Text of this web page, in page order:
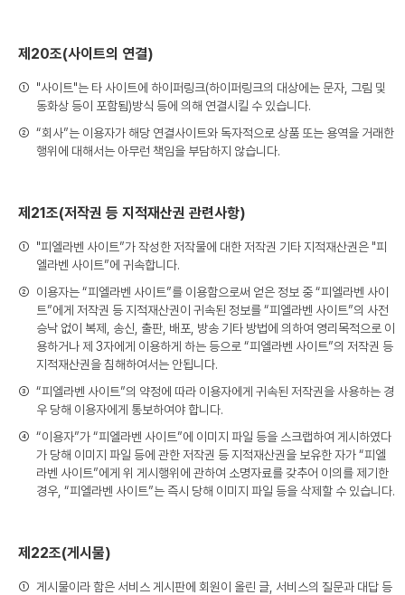
제20조(사이트의 연결)
① "사이트"는 타 사이트에 하이퍼링크(하이퍼링크의 대상에는 문자, 그림 및
동화상 등이 포함됨)방식 등에 의해 연결시킬 수 있습니다.
② “회사”는 이용자가 해당 연결사이트와 독자적으로 상품 또는 용역을 거래한
행위에 대해서는 아무런 책임을 부담하지 않습니다.
제21조(저작권 등 지적재산권 관련사항)
① "피엘라벤 사이트”가 작성한 저작물에 대한 저작권 기타 지적재산권은 "피
엘라벤 사이트”에 귀속합니다.
② 이용자는 “피엘라벤 사이트”를 이용함으로써 얻은 정보 중 “피엘라벤 사이
트”에게 저작권 등 지적재산권이 귀속된 정보를 “피엘라벤 사이트”의 사전
승낙 없이 복제, 송신, 출판, 배포, 방송 기타 방법에 의하여 영리목적으로 이
용하거나 제 3자에게 이용하게 하는 등으로 “피엘라벤 사이트”의 저작권 등
지적재산권을 침해하여서는 안됩니다.
③ “피엘라벤 사이트”의 약정에 따라 이용자에게 귀속된 저작권을 사용하는 경
우 당해 이용자에게 통보하여야 합니다.
④ “이용자”가 “피엘라벤 사이트”에 이미지 파일 등을 스크랩하여 게시하였다
가 당해 이미지 파일 등에 관한 저작권 등 지적재산권을 보유한 자가 “피엘
라벤 사이트”에게 위 게시행위에 관하여 소명자료를 갖추어 이의를 제기한
경우, “피엘라벤 사이트”는 즉시 당해 이미지 파일 등을 삭제할 수 있습니다.
제22조(게시물)
① 게시물이라 함은 서비스 게시판에 회원이 올린 글, 서비스의 질문과 대답 등